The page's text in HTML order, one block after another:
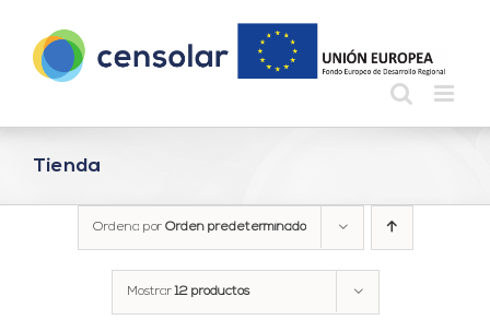
contenido
Tienda
Ordena por Orden predeterminado
Mostrar12 productos